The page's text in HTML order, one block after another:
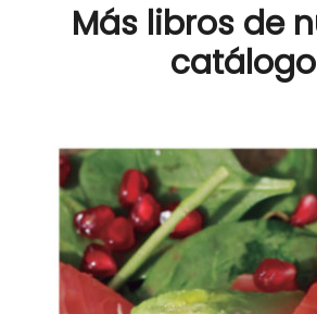
Más libros de
catálogo